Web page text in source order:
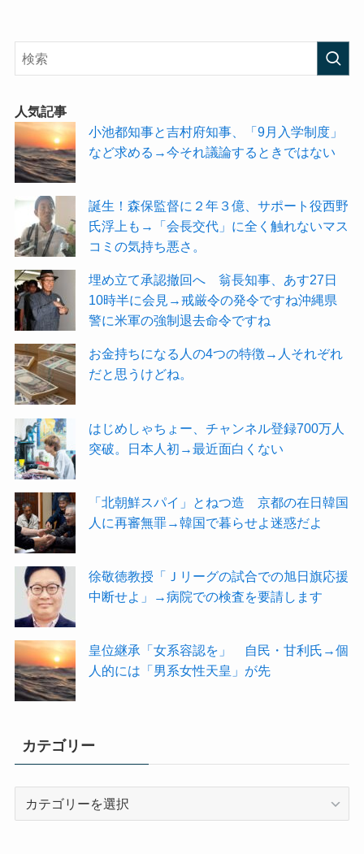
人気記事
小池都知事と吉村府知事、「9月入学制度」
など求める→今それ議論するときではない
誕生！森保監督に２年３億、サポート役西野
氏浮上も→「会長交代」に全く触れないマス
コミの気持ち悪さ。
埋め立て承認撤回へ 翁長知事、あす27日
10時半に会見→戒厳令の発令ですね沖縄県
警に米軍の強制退去命令ですね
お金持ちになる人の4つの特徴→人それぞれ
だと思うけどね。
はじめしゃちょー、チャンネル登録700万人
突破。日本人初→最近面白くない
「北朝鮮スパイ」とねつ造 京都の在日韓国
人に再審無罪→韓国で暮らせよ迷惑だよ
徐敬徳教授「Ｊリーグの試合での旭日旗応援
中断せよ」→病院での検査を要請します
皇位継承「女系容認を」 自民・甘利氏→個
人的には「男系女性天皇」が先
カテゴリー